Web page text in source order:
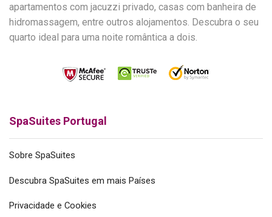
apartamentos com jacuzzi privado, casas com banheira de
hidromassagem, entre outros alojamentos. Descubra o seu
quarto ideal para uma noite romântica a dois.
SpaSuites Portugal
Sobre SpaSuites
Descubra SpaSuites em mais Países
Privacidade e Cookies